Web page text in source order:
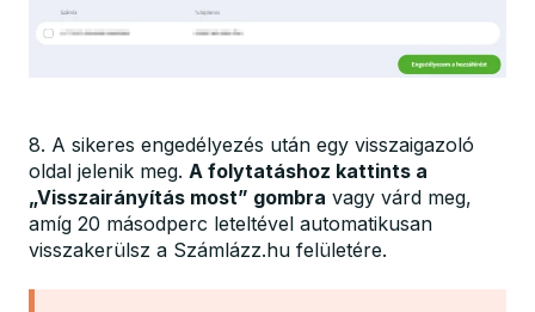
8. A sikeres engedélyezés után egy visszaigazoló
oldal jelenik meg. A folytatáshoz kattints a
„Visszairányítás most” gombra vagy várd meg,
amíg 20 másodperc leteltével automatikusan
visszakerülsz a Számlázz.hu felületére.